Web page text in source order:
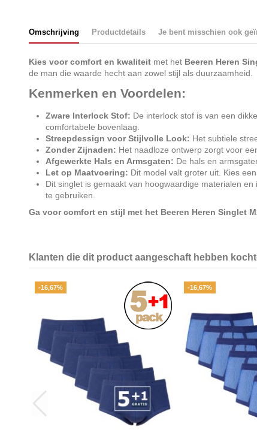
Omschrijving Productdetails Je bent misschien ook
Kies voor comfort en kwaliteitmet het Beeren Heren
de man die waarde hecht aan zowel stijl als duurzaamheid.
Kenmerken en Voordelen:
Zware Interlock Stof: De interlock stof is van een
comfortabele bovenlaag.
Streepdessign voor Stijlvolle Look: Het subtiele
Zonder Zijnaden: Het naadloze ontwerp zorgt voor
Afgewerkte Hals en Armsgaten: De hals en
Let op Maatvoering: Dit model valt groter uit. Kies
Dit singlet is gemaakt van hoogwaardige materialen
te gebruiken.
Ga voor comfort en stijl met het Beeren Heren Singlet
Klanten die dit product aangeschaft hebben
-16,67% -16,67%